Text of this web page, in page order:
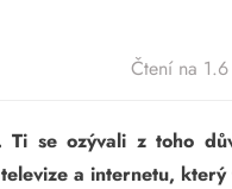
Čtení na
Ti se ozývali z toho
a internetu,